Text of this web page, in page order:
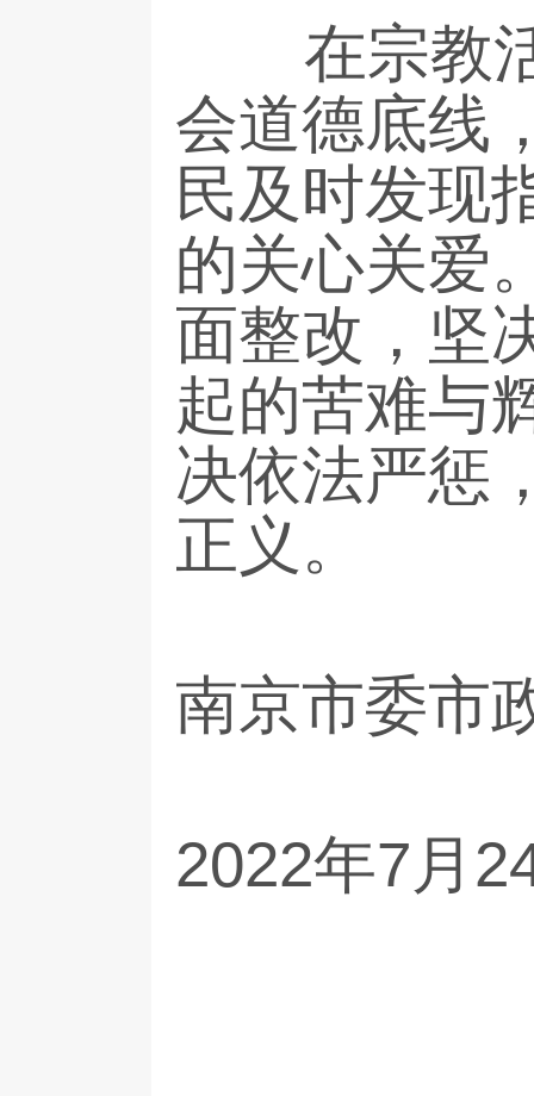
在宗教活
会道德底线
民及时发现
的关心关爱
面整改，坚
起的苦难与
决依法严惩
正义。
南京市委市
2022年7月